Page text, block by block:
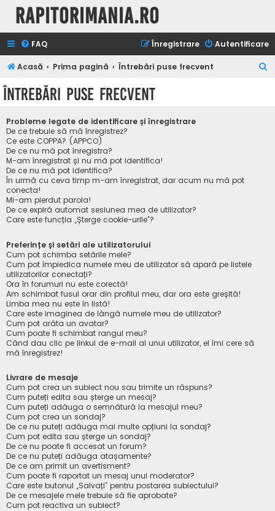
Rapitorimania.ro
FAQ Autentificare
Înregistrare
Acasă Prima pagină Întrebări puse frecvent
Întrebări puse frecvent
Probleme legate de identificare și înregistrare
De ce trebuie să mă înregistrez?
Ce este COPPA? (APPCO)
De ce nu mă pot înregistra?
M-am înregistrat și nu mă pot identifica!
De ce nu mă pot identifica?
În urmă cu ceva timp m-am înregistrat, dar acum nu mă pot
conecta!
Mi-am pierdut parola!
De ce expiră automat sesiunea mea de utilizator?
Care este funcția „Șterge cookie-urile”?
Preferințe și setări ale utilizatorului
Cum pot schimba setările mele?
Cum pot împiedica numele meu de utilizator să apară pe listele
utilizatorilor conectați?
Ora în forumuri nu este corectă!
Am schimbat fusul orar din profilul meu, dar ora este greșită!
Limba mea nu este în listă!
Care este imaginea de lângă numele meu de utilizator?
Cum pot arăta un avatar?
Cum poate fi schimbat rangul meu?
Când dau clic pe linkul de e-mail al unui utilizator, el îmi cere să
mă înregistrez!
Livrare de mesaje
Cum pot crea un subiect nou sau trimite un răspuns?
Cum puteți edita sau șterge un mesaj?
Cum puteți adăuga o semnătură la mesajul meu?
Cum pot crea un sondaj?
De ce nu puteți adăuga mai multe opțiuni la sondaj?
Cum pot edita sau șterge un sondaj?
De ce nu poate fi accesat un forum?
De ce nu puteți adăuga atașamente?
De ce am primit un avertisment?
Cum poate fi raportat un mesaj unui moderator?
Care este butonul „Salvați” pentru postarea subiectului?
De ce mesajele mele trebuie să fie aprobate?
Cum pot reactiva un subiect?